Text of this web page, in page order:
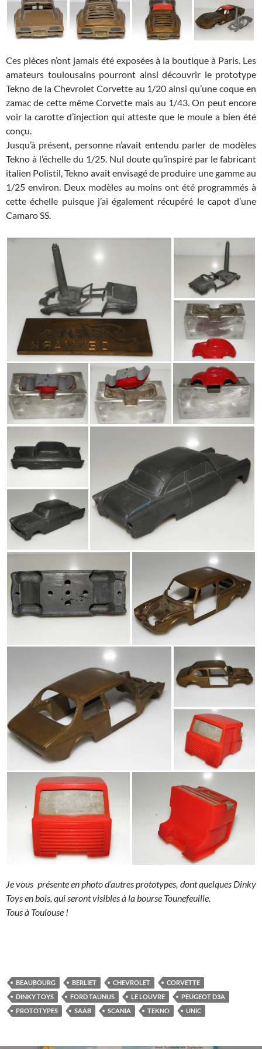
Ces pièces n’ont jamais été exposées à la boutique à Paris. Les
amateurs toulousains pourront ainsi découvrir le prototype
Tekno de la Chevrolet Corvette au 1/20 ainsi qu’une coque en
zamac de cette même Corvette mais au 1/43. On peut encore
voir la carotte d’injection qui atteste que le moule a bien été
conçu.
Jusqu’à présent, personne n’avait entendu parler de modèles
Tekno à l’échelle du 1/25. Nul doute qu’inspiré par le fabricant
italien Polistil, Tekno avait envisagé de produire une gamme au
1/25 environ. Deux modèles au moins ont été programmés à
cette échelle puisque j’ai également récupéré le capot d’une
Camaro SS.
Je vous présente en photo d’autres prototypes, dont quelques Dinky
Toys en bois, qui seront visibles à la bourse Tounefeuille.
Tous à Toulouse !
BEAUBOURG BERLIET CHEVROLET
CORVETTE
DINKY TOYS
FORD TAUNUS LE LOUVRE
PEUGEOT D3A
PROTOTYPES
SAAB SCANIA TEKNO UNIC